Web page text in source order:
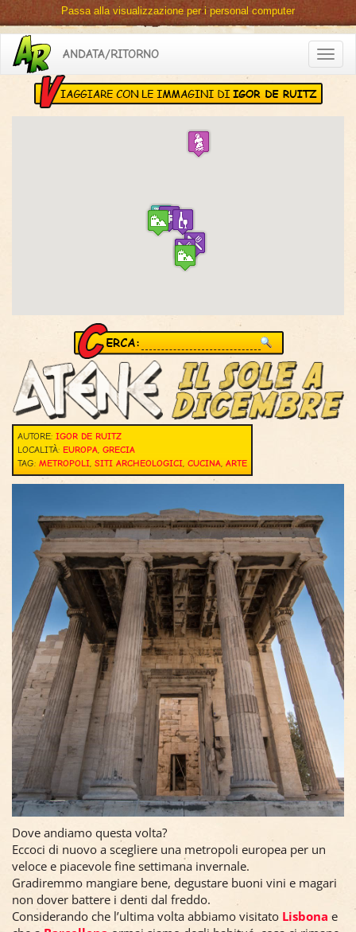
Passa alla visualizzazione per i personal computer
ANDATA/RITORNO
AUTORE: IGOR DE RUITZ
LOCALITÀ: EUROPA, GRECIA
TAG: METROPOLI, SITI ARCHEOLOGICI, CUCINA, ARTE
Dove andiamo questa volta?
Eccoci di nuovo a scegliere una metropoli europea per un
veloce e piacevole fine settimana invernale.
Gradiremmo mangiare bene, degustare buoni vini e magari
non dover battere i denti dal freddo.
Considerando che l’ultima volta abbiamo visitato Lisbona e